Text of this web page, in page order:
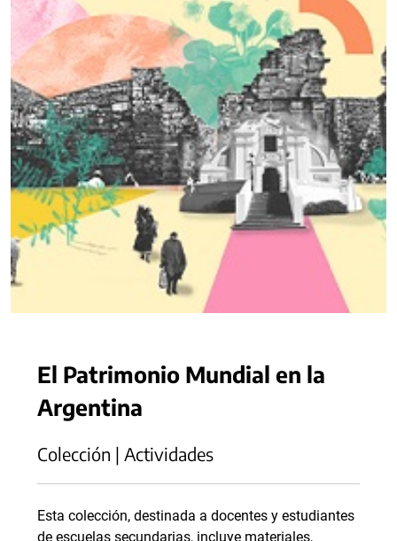
El Patrimonio Mundial en la
Argentina
Colección | Actividades
Esta colección, destinada a docentes y estudiantes
de escuelas secundarias, incluye materiales,